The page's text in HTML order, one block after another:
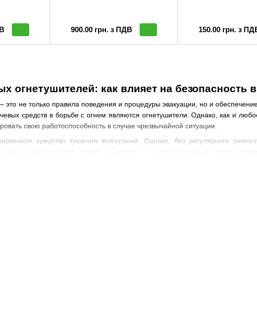
огнетушителей: как влияет на безопасность
это не только правила поведения и процедуры эвакуации, но и
средств в борьбе с огнем являются огнетушители. Однако, как и
свою работоспособность в случае чрезвычайной ситуации.
средство тушения возгораний. Однако, без регулярного
900.00 грн. з ПДВ 150.00 грн. з